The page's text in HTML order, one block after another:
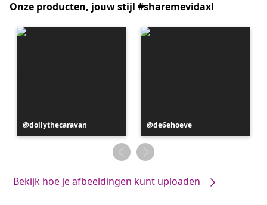
Onze producten, jouw stijl #sharemevidaxl
Bericht
gepubliceerd
dollythecaravan
Bericht
gepubliceerd
door
de6ehoeve
Bekijk hoe je afbeeldingen kunt uploaden